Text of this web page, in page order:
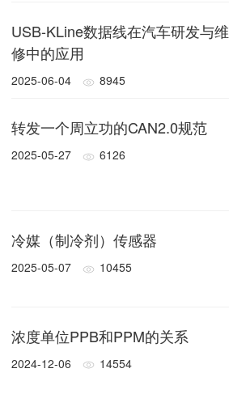
USB-KLine数据线在汽车研发与维
修中的应用
2025-06-04 8945
转发一个周立功的CAN2.0规范
2025-05-27 6126
冷媒（制冷剂）传感器
2025-05-07 10455
浓度单位PPB和PPM的关系
2024-12-06 14554